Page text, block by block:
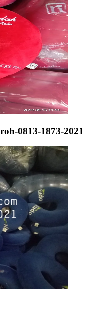
0813-1873-2021